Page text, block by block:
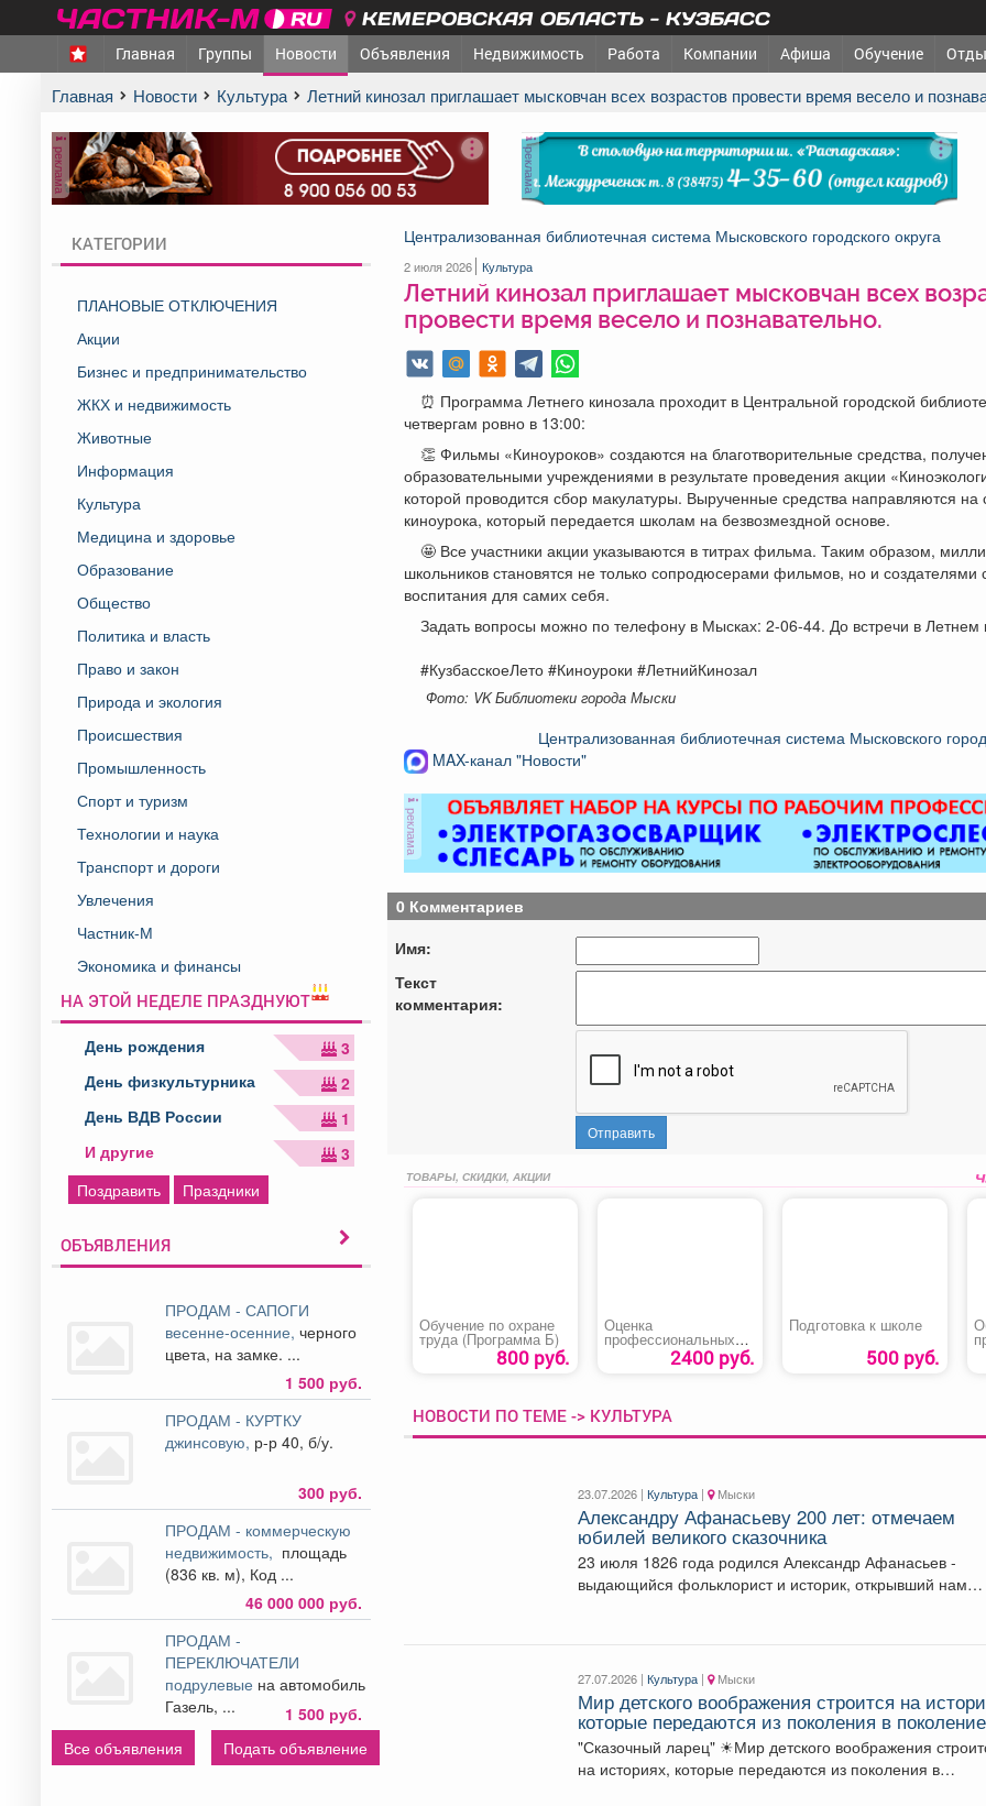
КЕМЕРОВСКАЯ ОБЛАСТЬ - КУЗБАСС
Главная Группы Новости Объявления Недвижимость Работа Компании Афиша Обучение
Главная Новости Культура Летний кинозал приглашает мысковчан всех возрастов провести время весело и
реклама реклама
КАТЕГОРИИ
ПЛАНОВЫЕ ОТКЛЮЧЕНИЯ
Акции
Бизнес и предпринимательство
ЖКХ и недвижимость
Животные
Информация
Культура
Медицина и здоровье
Образование
Общество
Политика и власть
Право и закон
Природа и экология
Происшествия
Промышленность
Спорт и туризм
Технологии и наука
Транспорт и дороги
Увлечения
Частник-М
Экономика и финансы
НА ЭТОЙ НЕДЕЛЕ ПРАЗДНУЮТ
День рождения
3
День физкультурника
2
День ВДВ России
1
И другие
3
Поздравить
Праздники
ОБЪЯВЛЕНИЯ
ПРОДАМ - САПОГИ
весенне-осенние,черного
цвета, на замке. ...
1 500 руб.
ПРОДАМ - КУРТКУ
джинсовую, р-р 40, б/у.
300 руб.
ПРОДАМ - коммерческую
недвижимость, площадь
(836 кв. м), Код ...
46 000 000 руб.
ПРОДАМ -
ПЕРЕКЛЮЧАТЕЛИ
подрулевые на автомобиль
Газель, ...
1 500 руб.
Все объявления
Подать объявление
Централизованная библиотечная система Мысковского городского округа
2 июля 2026 Культура
Летний кинозал приглашает мысковчан всех
провести время весело и познавательно.
⏰ Программа Летнего кинозала проходит в Центральной городской
четвергам ровно в 13:00:
👏 Фильмы «Киноуроков» создаются на благотворительные средства,
образовательными учреждениями в результате проведения акции
которой проводится сбор макулатуры. Вырученные средства направляются на
киноурока, который передается школам на безвозмездной основе.
🤩 Все участники акции указываются в титрах фильма. Таким образом,
школьников становятся не только сопродюсерами фильмов, но и создателями
воспитания для самих себя.
Задать вопросы можно по телефону в Мысках: 2-06-44. До встречи в Летнем
#КузбасскоеЛето #Киноуроки #ЛетнийКинозал
Фото: VK Библиотеки города Мыски
Централизованная библиотечная система Мысковского
MAX-канал "Новости"
реклама
0 Комментариев
Имя:
Текст
комментария:
Отправить
ТОВАРЫ, СКИДКИ, АКЦИИ
Обучение по охране
труда (Программа Б)
800 руб.
Оценка
профессиональных
рисков как
эффективный2400 руб.
Подготовка к школе
500 руб.
НОВОСТИ ПО ТЕМЕ -> КУЛЬТУРА
23.07.2026 | Культура | Мыски
Александру Афанасьеву 200 лет: отмечаем
юбилей великого сказочника
23 июля 1826 года родился Александр Афанасьев -
выдающийся фольклорист и историк, открывший нам
27.07.2026 | Культура | Мыски
Мир детского воображения строится на
которые передаются из поколения в
"Сказочный ларец" ☀Мир детского воображения строится
на историях, которые передаются из поколения в